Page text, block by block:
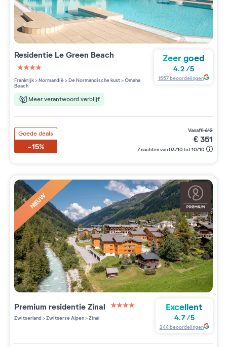
Residentie Le Green Beach
4 étoiles sur 5
Frankrijk>Normandië>De Normandische kust>Omaha
Beach
Meer verantwoord verblijf
Zeer goed
4.2/5
1557beoordelingen
Goede deals
-15%
vanaf€412
€351
7 nachten van 03/10 tot 10/10
NIEUW
Premium residentieZinal
Zwitserland>Zwitserse Alpen>Zinal
Excellent
4.7/5
244beoordelingen